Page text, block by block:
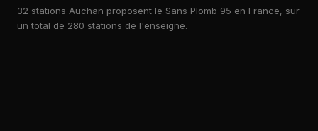
32 stations Auchan proposent le Sans Plomb 95 en France, sur
un total de 280 stations de l'enseigne.